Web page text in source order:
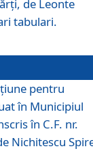
de Leonte
tabulari.
pentru
în Municipiul
în C.F. nr.
Nichitescu